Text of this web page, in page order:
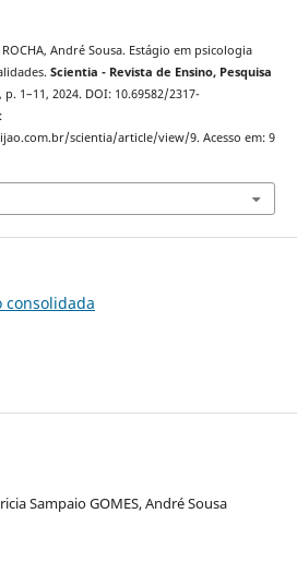
André Sousa. Estágio em psicologia
Scientia - Revista de Ensino, Pesquisa
1–11, 2024. DOI: 10.69582/2317-
scientia/article/view/9. Acesso em: 9
consolidada
Sampaio GOMES, André Sousa